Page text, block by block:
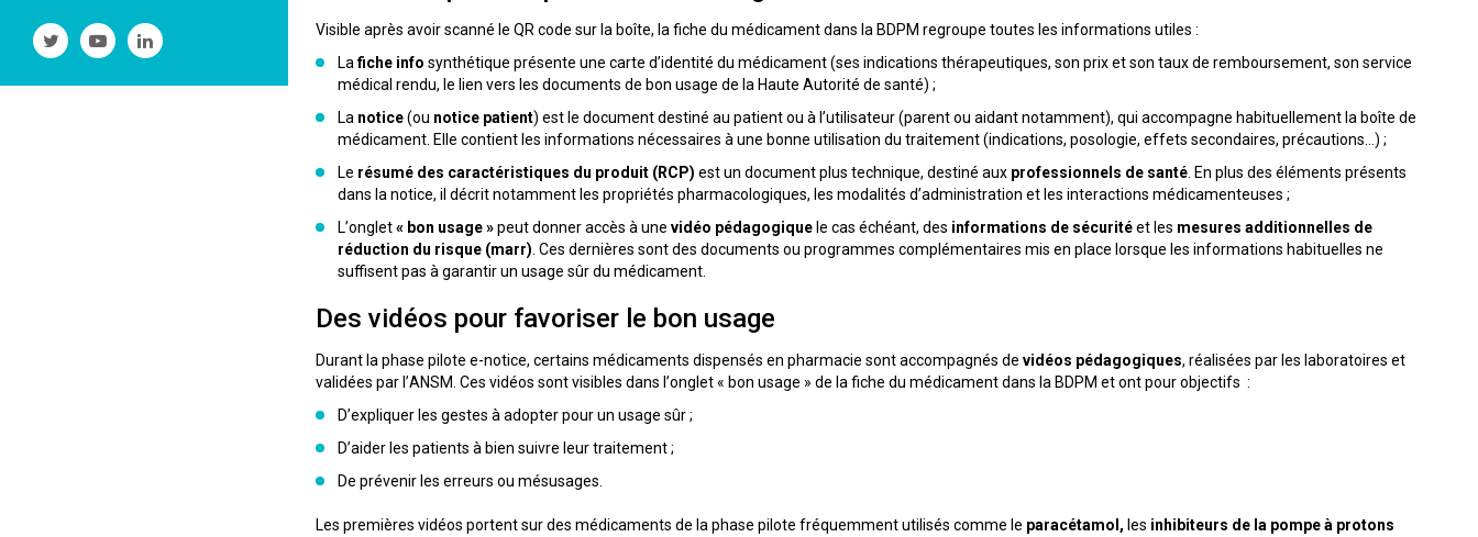
Suivre
l'ANSM
Twitter
Suivre
l'ANSM
Youtube
Suivre
l'ANSM
Linkedin
Visible après avoir scanné le QR code sur la boîte, la fiche du médicament dans la BDPM regroupe toutes les informations utiles :
Lafiche info synthétique présente une carte d’identité du médicament (ses indications thérapeutiques, son prix et son taux de remboursement, son service
médical rendu, le lien vers les documents de bon usage de la Haute Autorité de santé) ;
La notice(ou notice patient) est le document destiné au patient ou à l’utilisateur (parent ou aidant notamment), qui accompagne habituellement la boîte de
médicament. Elle contient les informations nécessaires à une bonne utilisation du traitement (indications, posologie, effets secondaires, précautions…) ;
Le résumé des caractéristiques du produit (RCP) est un document plus technique, destiné aux professionnels de santé . En plus des éléments présents
dans la notice, il décrit notamment les propriétés pharmacologiques, les modalités d’administration et les interactions médicamenteuses ;
L’onglet« bon usage »peut donner accès à une vidéo pédagogique le cas échéant, des informations de sécuritéet les mesures additionnelles de
réduction du risque (marr) . Ces dernières sont des documents ou programmes complémentaires mis en place lorsque les informations habituelles ne
suffisent pas à garantir un usage sûr du médicament.
Des vidéos pour favoriser le bon usage
Durant la phase pilote e-notice, certains médicaments dispensés en pharmacie sont accompagnés de vidéos pédagogiques, réalisées par les laboratoires et
validées par l’ANSM. Ces vidéos sont visibles dans l’onglet « bon usage » de la fiche du médicament dans la BDPM et ont pour objectifs :
D’expliquer les gestes à adopter pour un usage sûr ;
D’aider les patients à bien suivre leur traitement ;
De prévenir les erreurs ou mésusages.
Les premières vidéos portent sur des médicaments de la phase pilote fréquemment utilisés comme le paracétamol, les inhibiteurs de la pompe à protons